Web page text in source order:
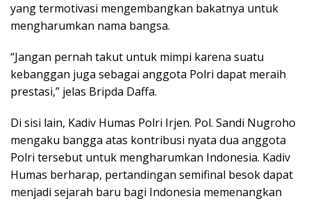
yang termotivasi mengembangkan bakatnya untuk
mengharumkan nama bangsa.
“Jangan pernah takut untuk mimpi karena suatu
kebanggan juga sebagai anggota Polri dapat meraih
prestasi,” jelas Bripda Daffa.
Di sisi lain, Kadiv Humas Polri Irjen. Pol. Sandi Nugroho
mengaku bangga atas kontribusi nyata dua anggota
Polri tersebut untuk mengharumkan Indonesia. Kadiv
Humas berharap, pertandingan semifinal besok dapat
menjadi sejarah baru bagi Indonesia memenangkan